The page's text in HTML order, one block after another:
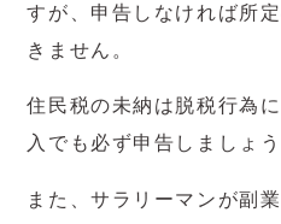
すが、申告しなければ所
きません。
住民税の未納は脱税行為
入でも必ず申告しましょう
また、サラリーマンが副